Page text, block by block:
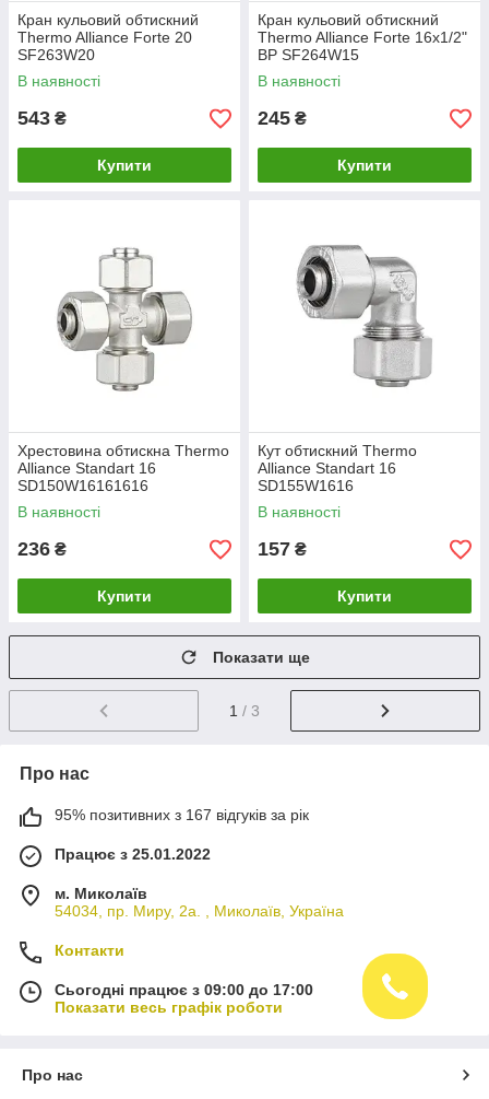
Кран кульовий обтискний
Thermo Alliance Forte 20
SF263W20
В наявності
543 ₴
Купити
Кран кульовий обтискний
Thermo Alliance Forte 16х1/2"
ВР SF264W15
В наявності
245 ₴
Купити
Хрестовина обтискна Thermo
Alliance Standart 16
SD150W16161616
В наявності
236 ₴
Купити
Кут обтискний Thermo
Alliance Standart 16
SD155W1616
В наявності
157 ₴
Купити
Показати ще
1 / 3
Про нас
95% позитивних з 167 відгуків за рік
Працює з 25.01.2022
м. Миколаїв
54034, пр. Миру, 2а. , Миколаїв, Україна
Контакти
Сьогодні працює з 09:00 до 17:00
Показати весь графік роботи
Про нас